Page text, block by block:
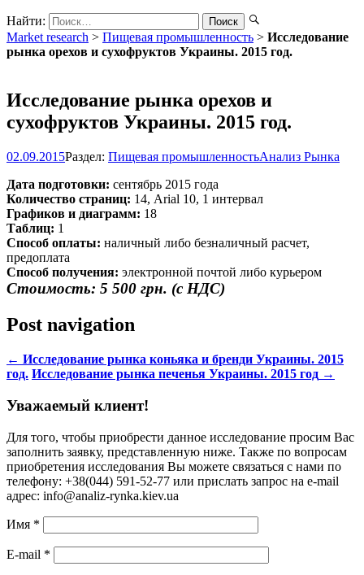
Найти:
Market research > Пищевая промышленность > Исследование
рынка орехов и сухофруктов Украины. 2015 год.
Исследование рынка орехов и
сухофруктов Украины. 2015 год.
02.09.2015Раздел: Пищевая промышленностьАнализ Рынка
Дата подготовки: сентябрь 2015 года
Количество страниц: 14, Arial 10, 1 интервал
Графиков и диаграмм: 18
Таблиц: 1
Способ оплаты: наличный либо безналичный расчет,
предоплата
Способ получения: электронной почтой либо курьером
Стоимость: 5 500 грн. (с НДС)
Post navigation
← Исследование рынка коньяка и бренди Украины. 2015
год. Исследование рынка печенья Украины. 2015 год →
Уважаемый клиент!
Для того, чтобы приобрести данное исследование просим Вас
заполнить заявку, представленную ниже. Также по вопросам
приобретения исследования Вы можете связаться с нами по
телефону: +38(044) 591-52-77 или прислать запрос на e-mail
адрес: info@analiz-rynka.kiev.ua
Имя *
E-mail *